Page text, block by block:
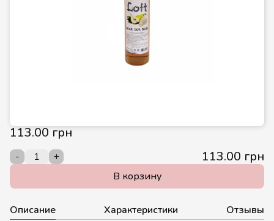
113.00 грн
- + 113.00 грн
В корзину
Описание Характеристики
Отзывы